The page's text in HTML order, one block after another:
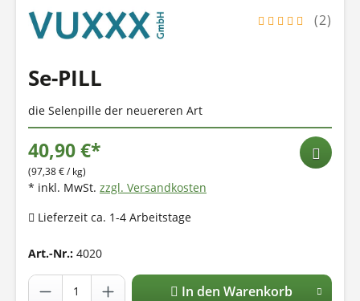
(2)
Se-PILL
die Selenpille der neuereren Art
40,90 €*
(97,38 € / kg)
* inkl. MwSt. zzgl. Versandkosten
Lieferzeit ca. 1-4 Arbeitstage
Art.-Nr.: 4020
In den Warenkorb